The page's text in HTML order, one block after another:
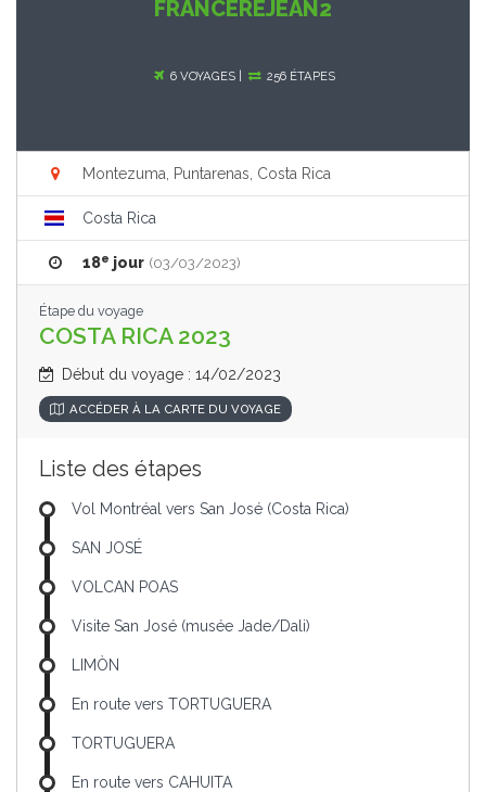
FRANCEREJEAN2
6 VOYAGES | 256 ÉTAPES
Montezuma, Puntarenas, Costa Rica
Costa Rica
18e jour (03/03/2023)
Étape du voyage
COSTA RICA 2023
Début du voyage : 14/02/2023
ACCÉDER À LA CARTE DU VOYAGE
Liste des étapes
Vol Montréal vers San José (Costa Rica)
SAN JOSÉ
VOLCAN POAS
Visite San José (musée Jade/Dali)
LIMÒN
En route vers TORTUGUERA
TORTUGUERA
En route vers CAHUITA